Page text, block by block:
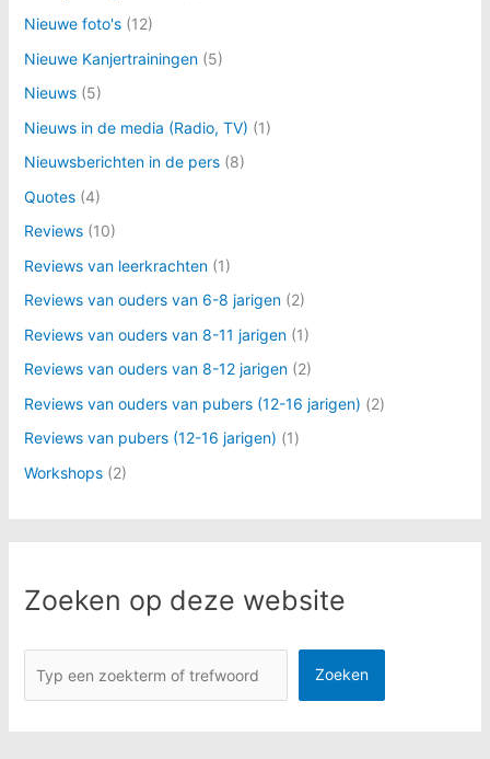
Nieuwe foto's(12)
Nieuwe Kanjertrainingen(5)
Nieuws(5)
Nieuws in de media (Radio, TV) (1)
Nieuwsberichten in de pers(8)
Quotes(4)
Reviews(10)
Reviews van leerkrachten(1)
Reviews van ouders van 6-8 jarigen(2)
Reviews van ouders van 8-11 jarigen(1)
Reviews van ouders van 8-12 jarigen(2)
Reviews van ouders van pubers (12-16 jarigen) (2)
Reviews van pubers (12-16 jarigen) (1)
Workshops(2)
Zoeken op deze website
Zoeken